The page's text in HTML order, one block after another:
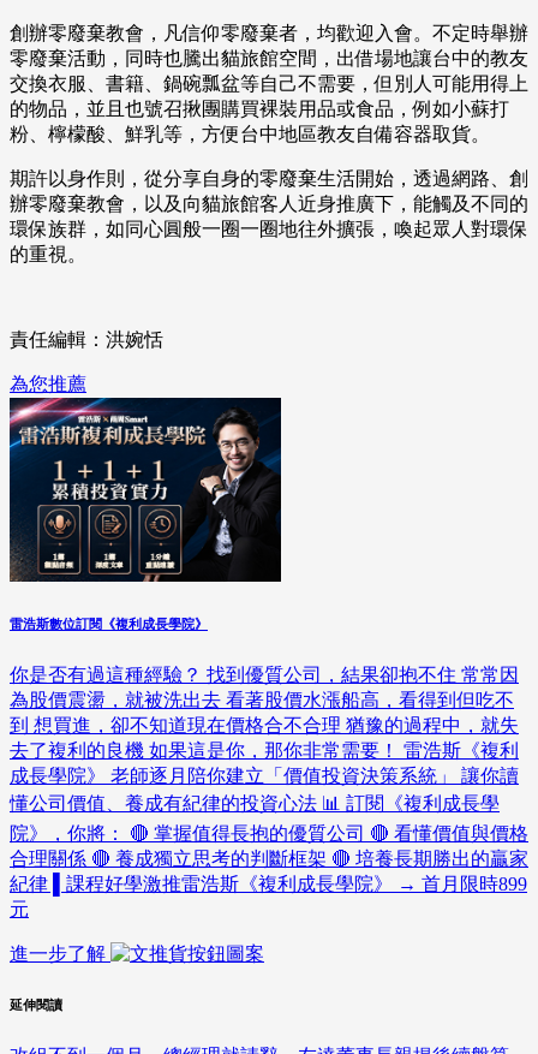
創辦零廢棄教會，凡信仰零廢棄者，均歡迎入會。不定時舉辦
零廢棄活動，同時也騰出貓旅館空間，出借場地讓台中的教友
交換衣服、書籍、鍋碗瓢盆等自己不需要，但別人可能用得上
的物品，並且也號召揪團購買裸裝用品或食品，例如小蘇打
粉、檸檬酸、鮮乳等，方便台中地區教友自備容器取貨。
期許以身作則，從分享自身的零廢棄生活開始，透過網路、創
辦零廢棄教會，以及向貓旅館客人近身推廣下，能觸及不同的
環保族群，如同心圓般一圈一圈地往外擴張，喚起眾人對環保
的重視。
責任編輯：洪婉恬
為您推薦
雷浩斯數位訂閱《複利成長學院》
你是否有過這種經驗？ 找到優質公司，結果卻抱不住 常常因
為股價震盪，就被洗出去 看著股價水漲船高，看得到但吃不
到 想買進，卻不知道現在價格合不合理 猶豫的過程中，就失
去了複利的良機 如果這是你，那你非常需要！ 雷浩斯《複利
成長學院》 老師逐月陪你建立「價值投資決策系統」 讓你讀
懂公司價值、養成有紀律的投資心法 📊 訂閱《複利成長學
院》，你將： 🔴 掌握值得長抱的優質公司 🔴 看懂價值與價格
合理關係 🔴 養成獨立思考的判斷框架 🔴 培養長期勝出的贏家
紀律 ▌課程好學激推雷浩斯《複利成長學院》 → 首月限時899
元
進一步了解
延伸閱讀